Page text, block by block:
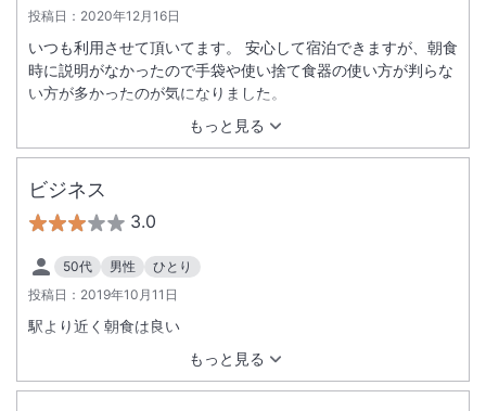
投稿日： 2020年12月16日
もっと見る
いつも利用させて頂いてます。 安心して宿泊できますが、朝食
時に説明がなかったので手袋や使い捨て食器の使い方が判らな
い方が多かったのが気になりました。
ビジネス
3.0
50代 男性
ひとり
投稿日： 2019年10月11日
もっと見る
駅より近く朝食は良い